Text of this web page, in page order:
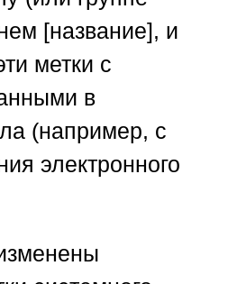
[название], и
метки с
в
(например, с
электронного